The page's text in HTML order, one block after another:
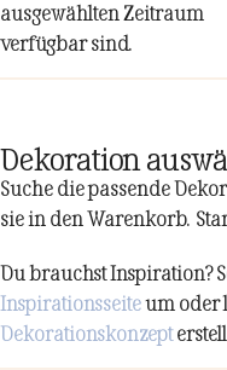
ausgewählten Zeitraum
verfügbar sind.
Dekoration
Suche die passende
sie in den Warenkorb.
Du brauchst Inspiration?
Inspirationsseiteum oder
Dekorationskonzept